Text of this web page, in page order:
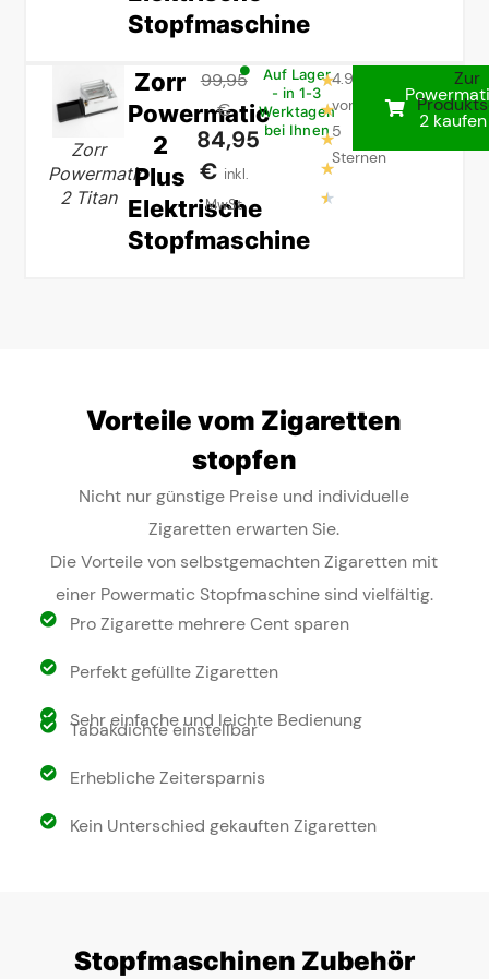
Stopfmaschine
Zorr
Powermatic
2 Titan
Zorr
Powermatic
2
Plus
Elektrische
Stopfmaschine
99,95
€
84,95
€ inkl.
MwSt
Auf Lager
- in 1-3
Werktagen
bei Ihnen
★
★
★
★
★
4.9
von
5
Sternen
2 kaufen
Zur
Vorteile vom Zigaretten
stopfen
Nicht nur günstige Preise und individuelle
Zigaretten erwarten Sie.
Die Vorteile von selbstgemachten Zigaretten mit
einer Powermatic Stopfmaschine sind vielfältig.
Pro Zigarette mehrere Cent sparen
Perfekt gefüllte Zigaretten
Sehr einfache und leichte Bedienung
Tabakdichte einstellbar
Erhebliche Zeitersparnis
Kein Unterschied gekauften Zigaretten
Stopfmaschinen Zubehör